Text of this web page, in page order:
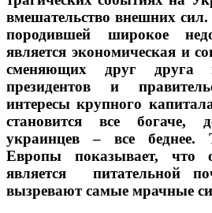
вмешательство внешних
породившей широкое
является экономическая и
сменяющих друг друга
президентов и
интересы крупного
становится все богаче,
украинцев – все беднее.
Европы показывает, что
является питательной
вызревают самые мрачные